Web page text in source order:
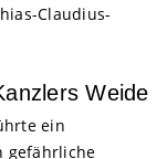
Claudius-
Weide
ein
gefährliche